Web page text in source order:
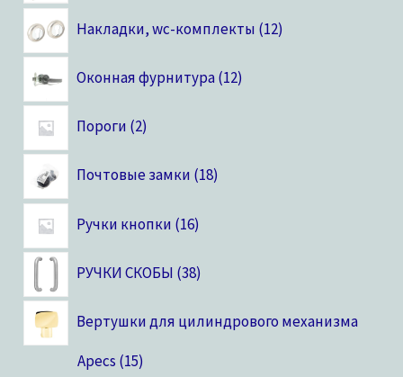
Накладки, wc-комплекты 12
Оконная фурнитура 12
Пороги 2
Почтовые замки 18
Ручки кнопки 16
РУЧКИ СКОБЫ 38
Вертушки для цилиндрового механизма
Apecs 15